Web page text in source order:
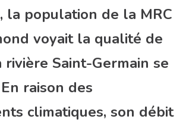
la population de la MRC
voyait la qualité de
rivière Saint-Germain se
raison des
climatiques, son débit